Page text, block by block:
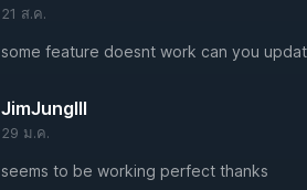
21 ส.ค.
some feature doesnt work can you
JimJungIll
29 ม.ค.
seems to be working perfect thanks